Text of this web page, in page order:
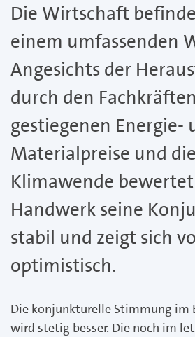
Die Wirtschaft
einem umfassenden
Angesichts der
durch den
gestiegenen Energie-
Materialpreise und die
Klimawende
Handwerk seine
stabil und zeigt sich
optimistisch.
Die konjunkturelle Stimmung im
wird stetig besser. Die noch im